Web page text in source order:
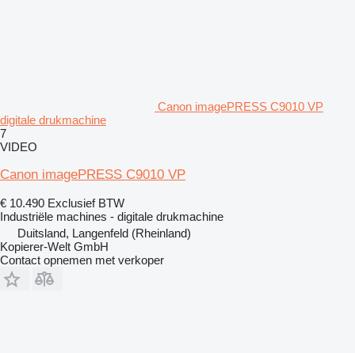
Canon imagePRESS C9010 VP
digitale drukmachine
7
VIDEO
Canon imagePRESS C9010 VP
€ 10.490 Exclusief BTW
Industriële machines - digitale drukmachine
Duitsland, Langenfeld (Rheinland)
Kopierer-Welt GmbH
Contact opnemen met verkoper